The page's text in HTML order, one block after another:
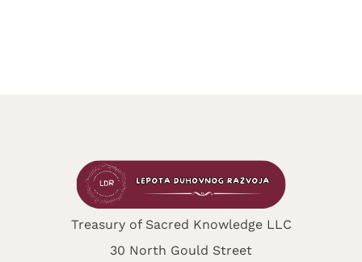
Treasury of Sacred Knowledge LLC
30 North Gould Street